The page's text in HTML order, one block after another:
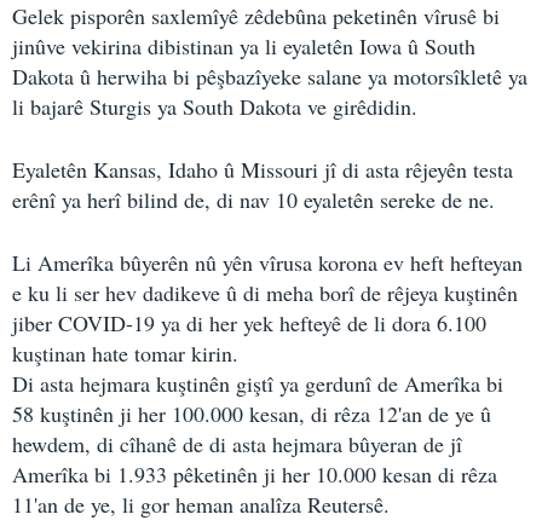
Gelek pisporên saxlemîyê zêdebûna peketinên vîrusê bi
jinûve vekirina dibistinan ya li eyaletên Iowa û South
Dakota û herwiha bi pêşbazîyeke salane ya motorsîkletê ya
li bajarê Sturgis ya South Dakota ve girêdidin.
Eyaletên Kansas, Idaho û Missouri jî di asta rêjeyên testa
erênî ya herî bilind de, di nav 10 eyaletên sereke de ne.
Li Amerîka bûyerên nû yên vîrusa korona ev heft hefteyan
e ku li ser hev dadikeve û di meha borî de rêjeya kuştinên
jiber COVID-19 ya di her yek hefteyê de li dora 6.100
kuştinan hate tomar kirin.
Di asta hejmara kuştinên giştî ya gerdunî de Amerîka bi
58 kuştinên ji her 100.000 kesan, di rêza 12'an de ye û
hewdem, di cîhanê de di asta hejmara bûyeran de jî
Amerîka bi 1.933 pêketinên ji her 10.000 kesan di rêza
11'an de ye, li gor heman analîza Reutersê.